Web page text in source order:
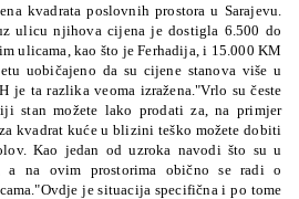
kvadrata poslovnih prostora u Sarajevu.
ulicu njihova cijena je dostigla 6.500 do
ulicama, kao što je Ferhadija, i 15.000 KM
uobičajeno da su cijene stanova više u
je ta razlika veoma izražena."Vrlo su česte
stan možete lako prodati za, na primjer
kvadrat kuće u blizini teško možete dobiti
Kao jedan od uzroka navodi što su u
a na ovim prostorima obično se radi o
je situacija specifična i po tome